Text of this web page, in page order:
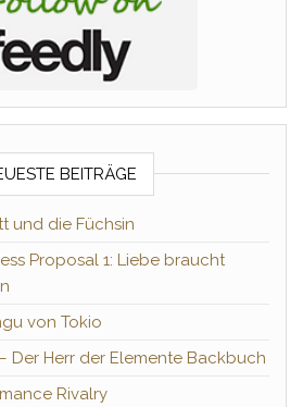
BEITRÄGE
und die Füchsin
Proposal 1: Liebe braucht
von Tokio
Der Herr der Elemente Backbuch
Rivalry